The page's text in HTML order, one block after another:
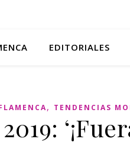
EDITORIALES
, TENDENCIAS